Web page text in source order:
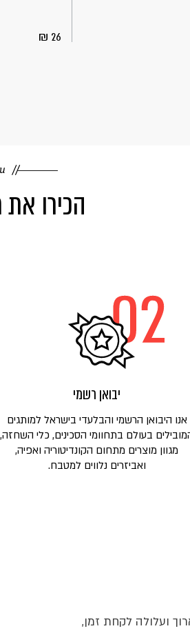
26
הכירו
יבואן רשמי
אנו היבואן הרשמי והבלעדי בישראל למותגים
בעולם בתחוומי הסכינים, כלי השחזה,
מגוון מוצרים מתחום הקונדיטוריה ואפיה,
ואביזרים נלווים למטבח.
ועלולה לקחת זמן,